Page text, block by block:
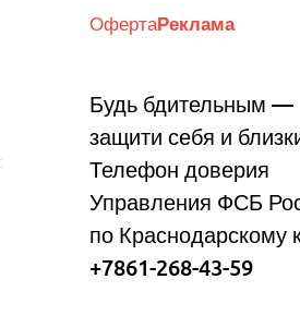
ОфертаРеклама
Будь бдительным —
защити себя и
Телефон доверия
Управления ФСБ
по Краснодарскому
+7861-268-43-59